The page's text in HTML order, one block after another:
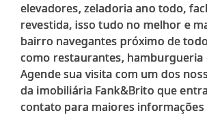
elevadores, zeladoria ano todo,
revestida, isso tudo no melhor e
bairro navegantes próximo de
como restaurantes, hamburgueria
Agende sua visita com um dos
da imobiliária Fank&Brito que
contato para maiores informações